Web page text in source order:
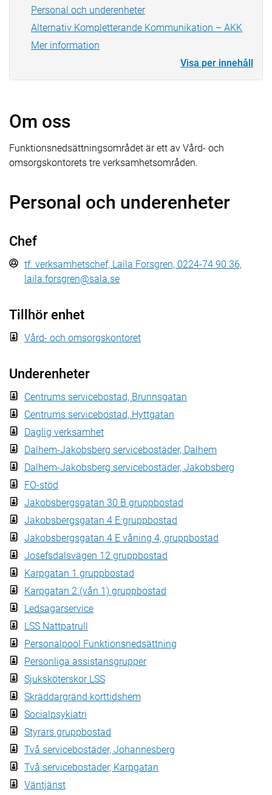
Personal och underenheter
Alternativ Kompletterande Kommunikation – AKK
Mer information
Visa per innehåll
Om oss
Funktionsnedsättningsområdet är ett av Vård- och
omsorgskontorets tre verksamhetsområden.
Personal och underenheter
Chef
tf. verksamhetschef, Laila Forsgren, 0224-74 90 36,
laila.forsgren@sala.se
Tillhör enhet
Vård- och omsorgskontoret
Underenheter
Centrums servicebostad, Brunnsgatan
Centrums servicebostad, Hyttgatan
Daglig verksamhet
Dalhem-Jakobsberg servicebostäder, Dalhem
Dalhem-Jakobsberg servicebostäder, Jakobsberg
FO-stöd
Jakobsbergsgatan 30 B gruppbostad
Jakobsbergsgatan 4 E gruppbostad
Jakobsbergsgatan 4 E våning 4, gruppbostad
Josefsdalsvägen 12 gruppbostad
Karpgatan 1 gruppbostad
Karpgatan 2 (vån 1) gruppbostad
Ledsagarservice
LSS Nattpatrull
Personalpool Funktionsnedsättning
Personliga assistansgrupper
Sjuksköterskor LSS
Skräddargränd korttidshem
Socialpsykiatri
Styrars gruppbostad
Två servicebostäder, Johannesberg
Två servicebostäder, Karpgatan
Väntjänst